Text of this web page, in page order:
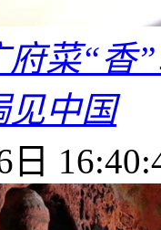
府菜“
见中国
日